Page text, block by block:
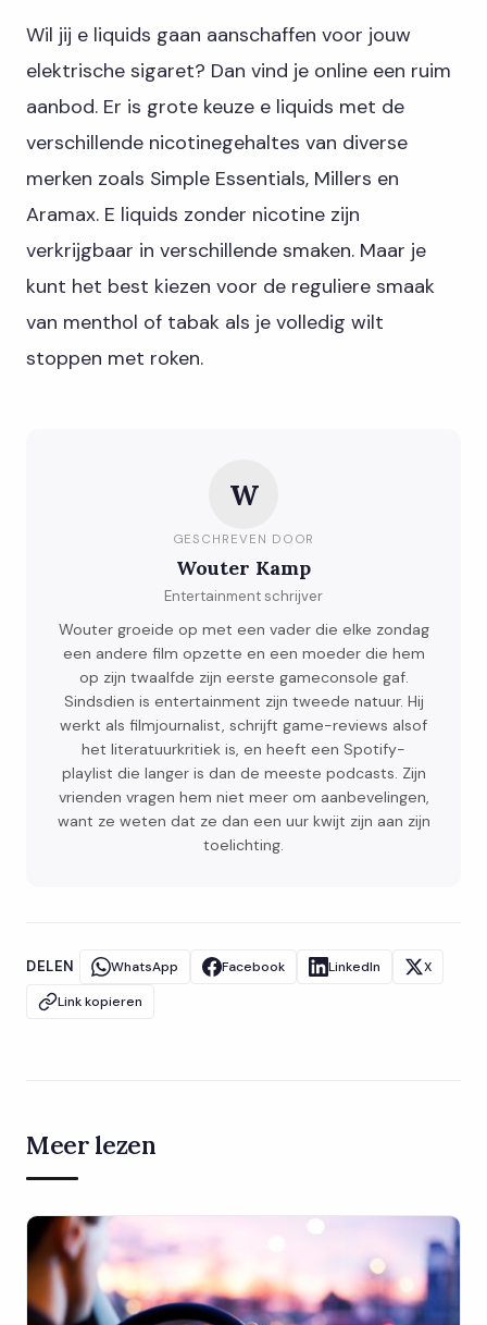
Wil jij e liquids gaan aanschaffen voor jouw
elektrische sigaret? Dan vind je online een ruim
aanbod. Er is grote keuze e liquids met de
verschillende nicotinegehaltes van diverse
merken zoals Simple Essentials, Millers en
Aramax. E liquids zonder nicotine zijn
verkrijgbaar in verschillende smaken. Maar je
kunt het best kiezen voor de reguliere smaak
van menthol of tabak als je volledig wilt
stoppen met roken.
W
GESCHREVEN DOOR
Wouter Kamp
Entertainment schrijver
Wouter groeide op met een vader die elke zondag
een andere film opzette en een moeder die hem
op zijn twaalfde zijn eerste gameconsole gaf.
Sindsdien is entertainment zijn tweede natuur. Hij
werkt als filmjournalist, schrijft game-reviews alsof
het literatuurkritiek is, en heeft een Spotify-
playlist die langer is dan de meeste podcasts. Zijn
vrienden vragen hem niet meer om aanbevelingen,
want ze weten dat ze dan een uur kwijt zijn aan zijn
toelichting.
DELEN WhatsApp Facebook LinkedIn
X
Link kopieren
Meer lezen